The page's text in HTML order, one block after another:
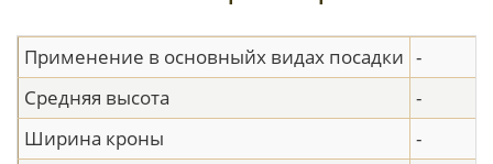
Применение в основныйх видах посадки -
Средняя высота
-
Ширина кроны
-